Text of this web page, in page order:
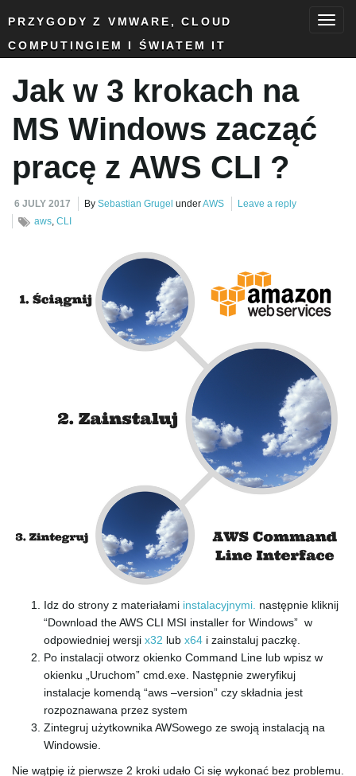
l
e
n
PRZYGODY Z VMWARE, CLOUD
COMPUTINGIEM I ŚWIATEM IT
Jak w 3 krokach na
MS Windows zacząć
pracę z AWS CLI ?
6 JULY 2017 By Sebastian Grugel underAWS
Leave a reply
aws, CLI
Idz do strony z materiałami instalacyjnymi. następnie kliknij
“Download the AWS CLI MSI installer for Windows” w
odpowiedniej wersji x32 lub x64 i zainstaluj paczkę.
Po instalacji otworz okienko Command Line lub wpisz w
okienku „Uruchom” cmd.exe. Następnie zweryfikuj
instalacje komendą “aws –version” czy składnia jest
rozpoznawana przez system
Zintegruj użytkownika AWSowego ze swoją instalacją na
Windowsie.
Nie wątpię iż pierwsze 2 kroki udało Ci się wykonać bez problemu.